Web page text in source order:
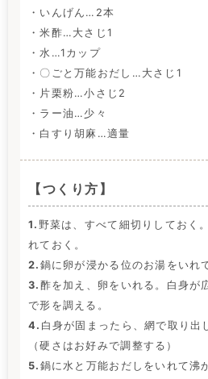
・いんげん…2本
・米酢…大さじ1
・水…1カップ
・〇ごと万能おだし…大さじ1
・片栗粉…小さじ2
・ラー油…少々
・白すり胡麻…適量
【つくり方】
1. 野菜は、すべて細切りしておく
れておく。
2. 鍋に卵が浸かる位のお湯をいれ
3. 酢を加え、卵をいれる。白身が
で形を調える。
4. 白身が固まったら、網で取り出
（硬さはお好みで調整する）
5. 鍋に水と万能おだしをいれて沸